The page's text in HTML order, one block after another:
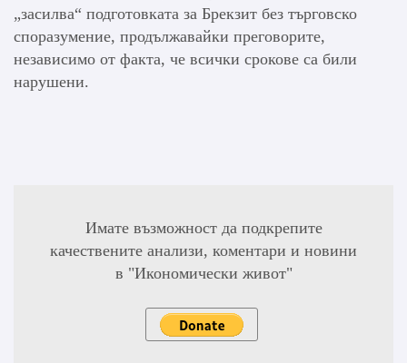
„засилва“ подготовката за Брекзит без търговско
споразумение, продължавайки преговорите,
независимо от факта, че всички срокове са били
нарушени.
Имате възможност да подкрепите
качествените анализи, коментари и новини
в "Икономически живот"